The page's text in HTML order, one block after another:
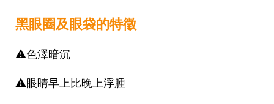
黑眼圈及眼袋的特徵
⚠️色澤暗沉
⚠️眼睛早上比晚上浮腫